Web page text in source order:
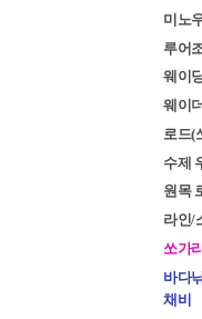
미노
루어
웨이
웨이
로드(
수제
원목
라인/
쏘가
바다
채비